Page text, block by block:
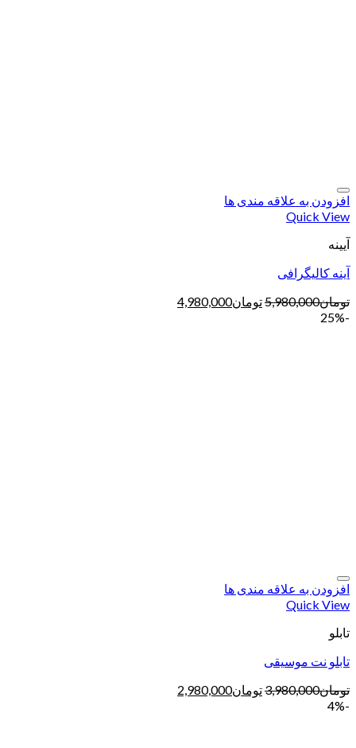
افزودن به علاقه مندی ها
Quick View
آیینه
آینه کالیگرافی
تومان5,980,000تومان4,980,000
-25%
افزودن به علاقه مندی ها
Quick View
تابلو
تابلو نت موسیقی
تومان3,980,000تومان2,980,000
-4%